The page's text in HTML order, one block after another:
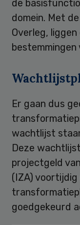
de
domein. Met
Overleg,
bestemmingen
Er gaan dus
wachtlijst
Deze
projectgeld
(IZA)
goedgekeurd